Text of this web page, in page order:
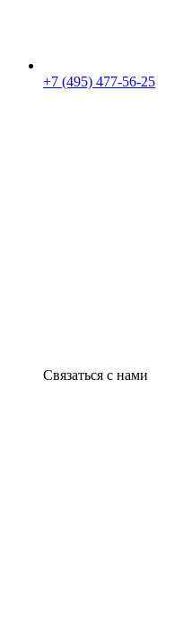
+7 (495) 477-56-25
Связаться с нами